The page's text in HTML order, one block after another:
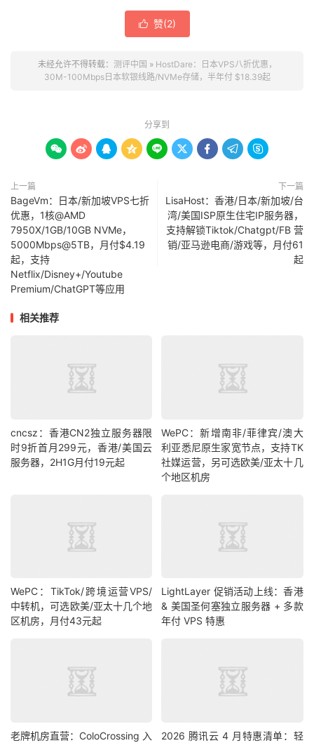
 赞(2)
未经允许不得转载： 测评中国 » HostDare：日本VPS八折优惠，
30M-100Mbps日本软银线路/NVMe存储，半年付 $18.39起
分享到
        
上一篇
BageVm：日本/新加坡VPS七折
优惠，1核@AMD
7950X/1GB/10GB NVMe，
5000Mbps@5TB，月付$4.19
起，支持
Netflix/Disney+/Youtube
Premium/ChatGPT等应用
下一篇
LisaHost：香港/日本/新加坡/台
湾/美国ISP原生住宅IP服务器，
支持解锁Tiktok/Chatgpt/FB 营
销/亚马逊电商/游戏等，月付61
起
相关推荐
cncsz：香港CN2独立服务器限
时9折首月299元，香港/美国云
服务器，2H1G月付19元起
WePC：新增南非/菲律宾/澳大
利亚悉尼原生家宽节点，支持TK
社媒运营，另可选欧美/亚太十几
个地区机房
WePC：TikTok/跨境运营VPS/
中转机，可选欧美/亚太十几个地
区机房，月付43元起
LightLayer 促销活动上线：香港
& 美国圣何塞独立服务器 + 多款
年付 VPS 特惠
老牌机房直营：ColoCrossing 入
2026 腾讯云 4 月特惠清单：轻